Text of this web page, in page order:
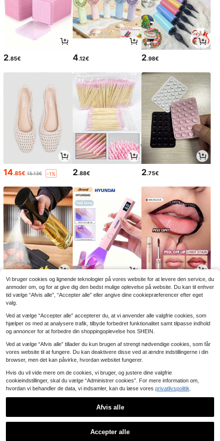
1
2.85€ 4.12€ 2.98€
14.85€ 15.13€ -1% 2.88€ 2.75€
2.97€ 4 .62€4.89€ -5% 4.94€5.48€ -9%
2
Vi bruger cookies og lignende teknologier på vores website for at levere den service, du
anmoder om, og for at give dig den bedst mulige oplevelse på website. Du kan til enhver
tid vælge “Afvis alle”, “Accepter alle” eller angive dine cookiepræferencer efter eget
valg.
Ved at vælge “Accepter alle” accepterer du, at vi anvender alle valgfrie cookies, som
hjælper os med at analysere trafik, tilbyde forbedret funktionalitet samt tilpasse indhold
og annoncer for at forbedre din shoppingoplevelse hos SHEIN.
Ved at vælge “Afvis alle” tillader du kun brugen af strengt nødvendige cookies, som får
vores website til at fungere. Du kan deaktivere disse ved at ændre indstillingerne i din
browser, men det kan påvirke, hvordan websitet fungerer.
Hvis du vil vide mere om de cookies, vi bruger, og justere dine valgfrie
cookieindstillinger, skal du vælge “Administrer cookies”. For mere information om,
hvordan vi behandler de data, vi indsamler, kan du læse vores privatlivspolitik
Afvis alle
Accepter alle